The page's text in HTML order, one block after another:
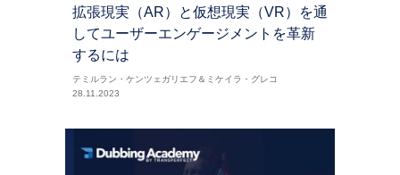
拡張現実（AR）と仮想現実（VR）を通
してユーザーエンゲージメントを革新
するには
テミルラン・ケンツェガリエフ＆ミケイラ・グレコ
28.11.2023